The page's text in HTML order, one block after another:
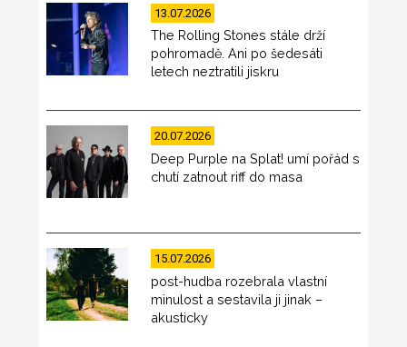
13.07.2026
The Rolling Stones stále drží
pohromadě. Ani po šedesáti
letech neztratili jiskru
20.07.2026
Deep Purple na Splat! umí pořád s
chutí zatnout riff do masa
15.07.2026
post-hudba rozebrala vlastní
minulost a sestavila ji jinak –
akusticky